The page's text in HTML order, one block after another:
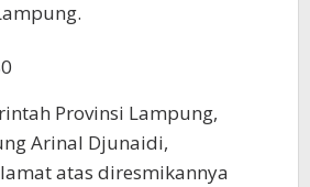
Provinsi Lampung,
Arinal Djunaidi,
atas diresmikannya